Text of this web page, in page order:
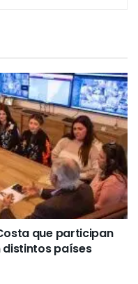
que participan
distintos países